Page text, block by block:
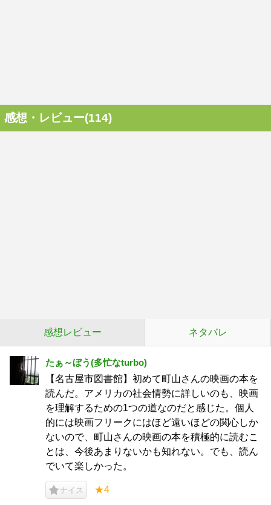
感想・レビュー(114)
感想レビュー ネタバレ
たぁ～ぼう(多忙なturbo)
【名古屋市図書館】初めて町山さんの映画の本を
読んだ。アメリカの社会情勢に詳しいのも、映画
を理解するための1つの道なのだと感じた。個人
的には映画フリークにはほど遠いほどの関心しか
ないので、町山さんの映画の本を積極的に読むこ
とは、今後あまりないかも知れない。でも、読ん
でいて楽しかった。
ナイス ★4